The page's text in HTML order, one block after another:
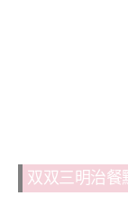
双双三明治餐